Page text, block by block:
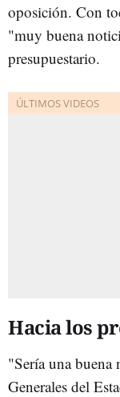
oposición. Con
"muy buena
presupuestario.
Hacia los
"Sería una buena
Generales del